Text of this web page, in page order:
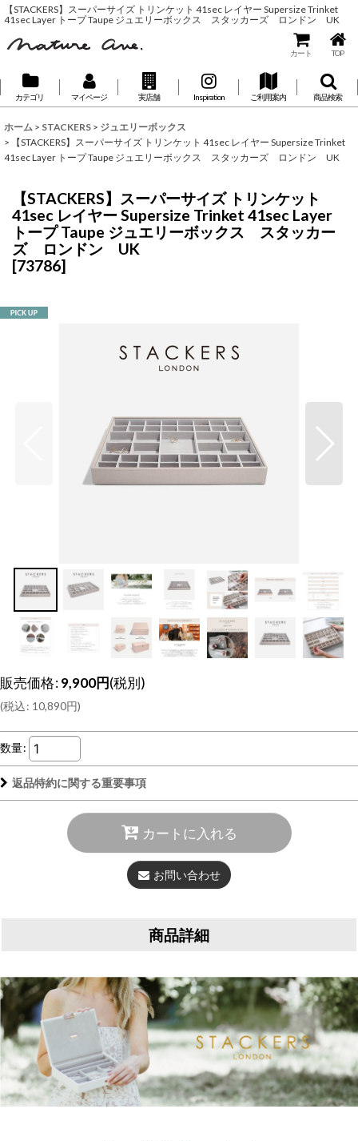
【STACKERS】スーパーサイズ トリンケット 41sec レイヤー Supersize Trinket
41sec Layer トープ Taupe ジュエリーボックス スタッカーズ ロンドン UK
カート TOP
カテゴリ マイページ 実店舗 Inspiration ご利用案内 商品検索
ホーム > STACKERS > ジュエリーボックス
>
【STACKERS】スーパーサイズ トリンケット 41sec レイヤー Supersize Trinket
41sec Layer トープ Taupe ジュエリーボックス スタッカーズ ロンドン UK
【STACKERS】スーパーサイズ トリンケット
41sec レイヤー Supersize Trinket 41sec Layer
トープ Taupe ジュエリーボックス スタッカー
ズ ロンドン UK
[73786]
販売価格:9,900円(税別)
(税込: 10,890円)
数量:
返品特約に関する重要事項
カートに入れる
お問い合わせ
商品詳細